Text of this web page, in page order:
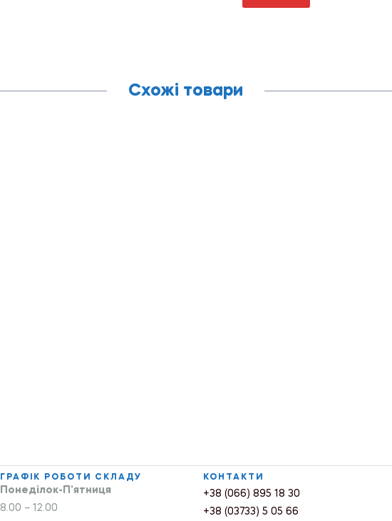
Схожі товари
ГРАФІК РОБОТИ СКЛАДУ
Понеділок-П’ятниця
8.00 – 12.00
КОНТАКТИ
+38 (066) 895 18 30
+38 (03733) 5 05 66